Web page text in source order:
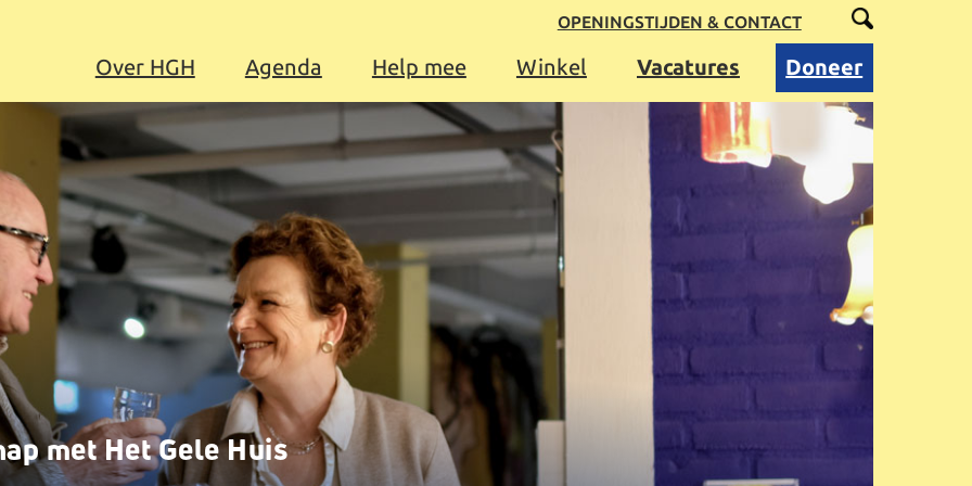
OPENINGSTIJDEN & CONTACT
Over HGH Agenda Help mee Winkel Vacatures Doneer
met Het Gele Huis